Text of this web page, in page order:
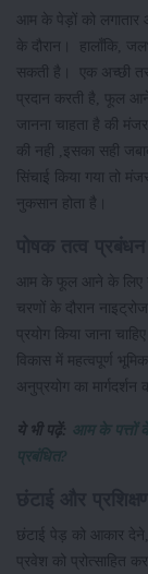
आम के पेड़ों को लगातार
के दौरान। हालाँकि,
सकती है। एक अच्छी
प्रदान करती है, फूल
जानना चाहता है की
की नही ,इसका सही
सिंचाई किया गया तो
नुकसान होता है।
आम के फूल आने के लिए
चरणों के दौरान
प्रयोग किया जाना
विकास में महत्वपूर्ण
अनुप्रयोग का मार्गदर्शन
ये भी पढ़ें: आम के पत्तों
प्रबंधित?
छंटाई पेड़ को आकार
प्रवेश को प्रोत्साहित